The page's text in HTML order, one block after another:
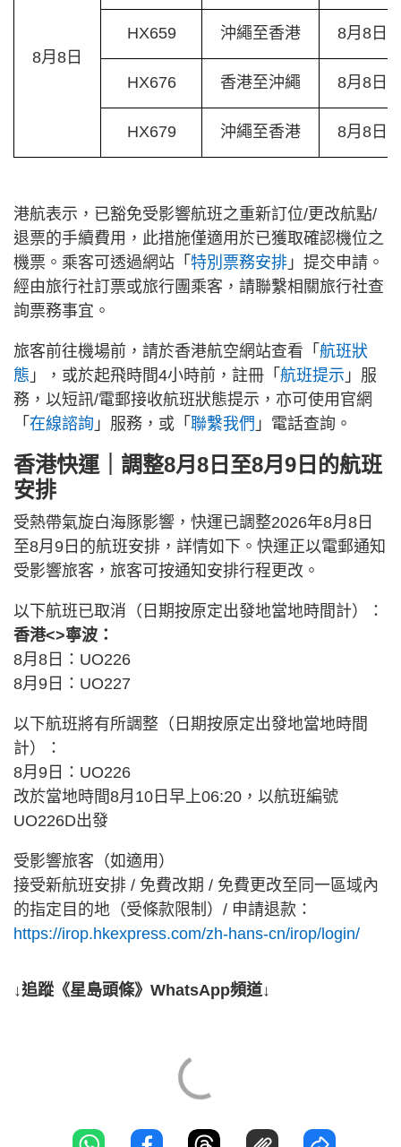
8月8日
HX659 沖繩至香港 8月8日/
HX676 香港至沖繩 8月8日/
HX679 沖繩至香港 8月8日/
港航表示，已豁免受影響航班之重新訂位/更改航點/
退票的手續費用，此措施僅適用於已獲取確認機位之
機票。乘客可透過網站「 特別票務安排 」提交申請。
經由旅行社訂票或旅行團乘客，請聯繫相關旅行社查
詢票務事宜。
旅客前往機場前，請於香港航空網站查看「 航班狀
態 」，或於起飛時間4小時前，註冊「 航班提示 」服
務，以短訊/電郵接收航班狀態提示，亦可使用官網
「 在線諮詢 」服務，或「 聯繫我們 」電話查詢。
香港快運｜調整8月8日至8月9日的航班
安排
受熱帶氣旋白海豚影響，快運已調整2026年8月8日
至8月9日的航班安排，詳情如下。快運正以電郵通知
受影響旅客，旅客可按通知安排行程更改。
以下航班已取消（日期按原定出發地當地時間計）：
香港<>寧波：
8月8日：UO226
8月9日：UO227
以下航班將有所調整（日期按原定出發地當地時間
計）：
8月9日：UO226
改於當地時間8月10日早上06:20，以航班編號
UO226D出發
受影響旅客（如適用）
接受新航班安排 / 免費改期 / 免費更改至同一區域內
的指定目的地（受條款限制）/ 申請退款：
https://irop.hkexpress.com/zh-hans-cn/irop/login/
↓追蹤《星島頭條》WhatsApp頻道↓